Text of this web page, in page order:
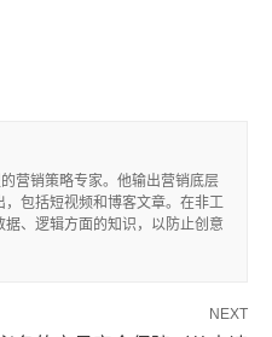
营销策略专家。他输出营销底层
，包括短视频和博客文章。在非工
、逻辑方面的知识，以防止创意
NEXT